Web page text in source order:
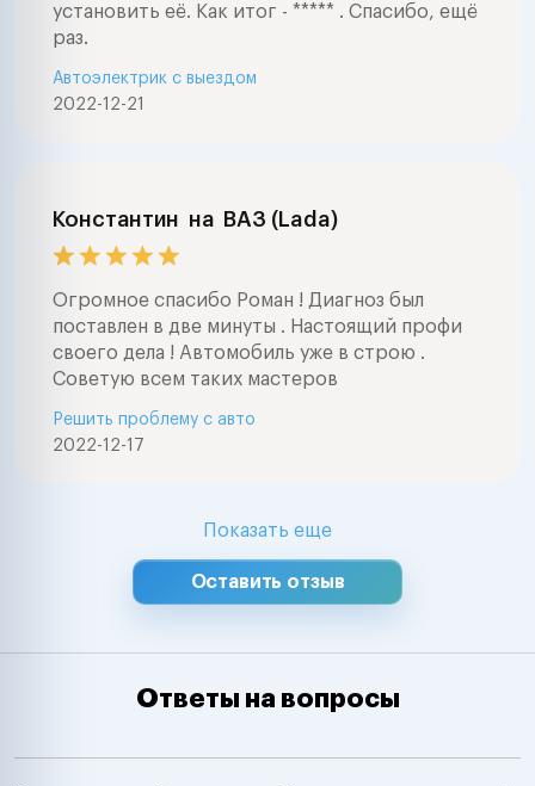
установить её. Как итог - ***** . Спасибо, ещё
раз.
2022-12-21
Автоэлектрик с выездом
Константин на ВАЗ (Lada)
Огромное спасибо Роман ! Диагноз был
поставлен в две минуты . Настоящий профи
своего дела ! Автомобиль уже в строю .
Советую всем таких мастеров
2022-12-17
Решить проблему с авто
Показать еще
Оставить отзыв
Ответы на вопросы